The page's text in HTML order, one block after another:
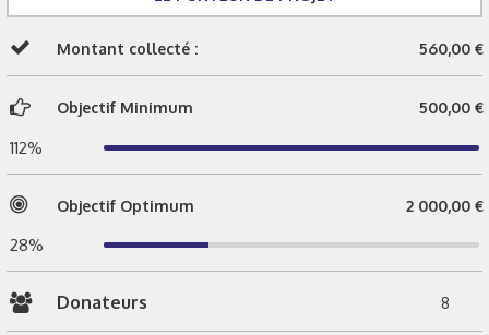
Montant collecté : 560,00 €
Objectif Minimum 500,00 €
112%
Objectif Optimum 2 000,00 €
28%
Donateurs 8